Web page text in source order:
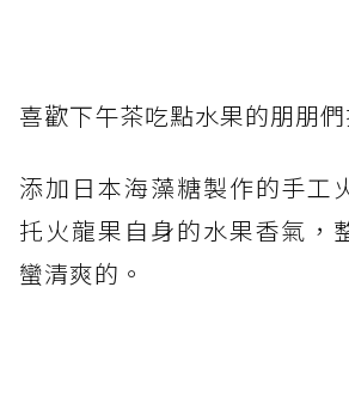
喜歡下午茶吃點水果的朋朋們
添加日本海藻糖製作的手工
托火龍果自身的水果香氣，
蠻清爽的。